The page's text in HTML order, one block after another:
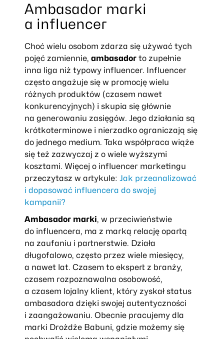
Ambasador marki
a influencer
Choć wielu osobom zdarza się używać tych
pojęć zamiennie, ambasadorto zupełnie
inna liga niż typowy influencer. Influencer
często angażuje się w promocję wielu
różnych produktów (czasem nawet
konkurencyjnych) i skupia się głównie
na generowaniu zasięgów. Jego działania są
krótkoterminowe i nierzadko ograniczają się
do jednego medium. Taka współpraca wiąże
się też zazwyczaj z o wiele wyższymi
kosztami. Więcej o influencer marketingu
przeczytasz w artykule: Jak przeanalizować
i dopasować influencera do swojej
kampanii?
Ambasador marki, w przeciwieństwie
do influencera, ma z marką relację opartą
na zaufaniu i partnerstwie. Działa
długofalowo, często przez wiele miesięcy,
a nawet lat. Czasem to ekspert z branży,
czasem rozpoznawalna osobowość,
a czasem lojalny klient, który zyskał status
ambasadora dzięki swojej autentyczności
i zaangażowaniu. Obecnie pracujemy dla
marki Drożdże Babuni, gdzie możemy się